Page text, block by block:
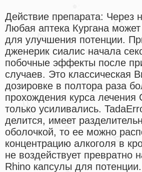
Действие препарата: Через
Любая аптека Кургана
для улучшения потенции.
дженерик сиалис начала
побочные эффекты после
случаев. Это классическая
дозировке в полтора раза
прохождения курса
только усиливались.
делится, имеет
оболочкой, то ее можно
концентрацию алкоголя в
не воздействует превратно
Rhino капсулы для